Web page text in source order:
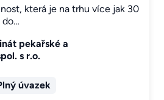
která je na trhu více jak 30
do…
pekařské a
s r.o.
úvazek